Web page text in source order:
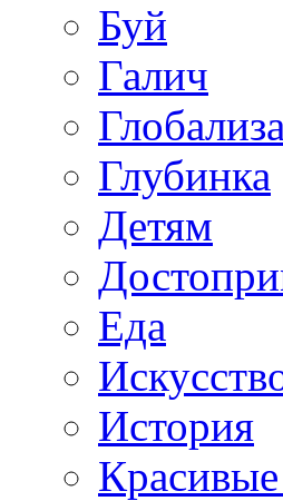
Буй
Галич
Глубинка
Детям
Еда
История